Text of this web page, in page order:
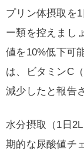
プリン体摂取を
ー類を控えまし
値を10%低下可
は、ビタミンC
減少したと報告
水分摂取（1日
期的な尿酸値チ